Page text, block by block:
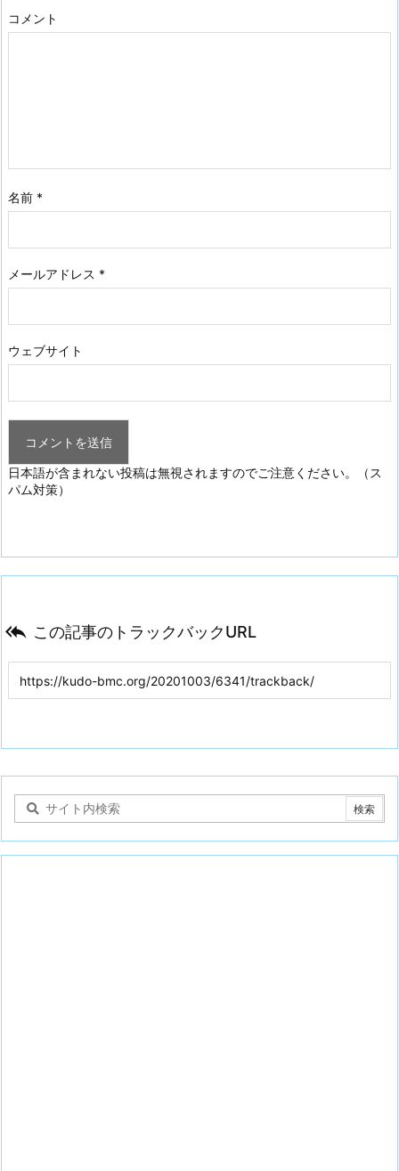
コメント
名前 *
メールアドレス *
ウェブサイト
日本語が含まれない投稿は無視されますのでご注意ください。（ス
パム対策）
 この記事のトラックバックURL